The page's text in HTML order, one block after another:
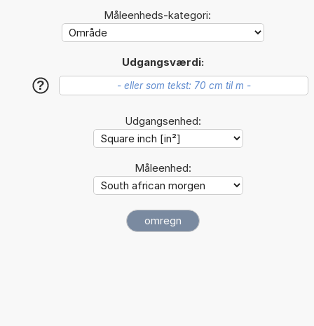
Måleenheds-kategori:
Udgangsværdi:
?
Udgangsenhed:
Måleenhed: